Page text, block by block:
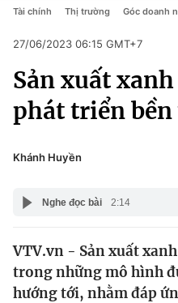
Chuyên mục
Chính trị
Pháp luật
Thế giới
Chính trị
Pháp luật
Kinh tế
Thể thao
Truyền hình
Y tế
Công nghệ
Tài chính Thị trường Góc doanh
27/06/2023 06:15 GMT+7
Sản xuất
phát triển bền
Khánh Huyền
Nghe đọc bài 2:14
VTV.vn - Sản xuất
trong những mô hình
hướng tới, nhằm đáp